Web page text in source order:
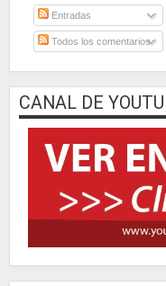
Entradas
Todos los comentarios
CANAL DE